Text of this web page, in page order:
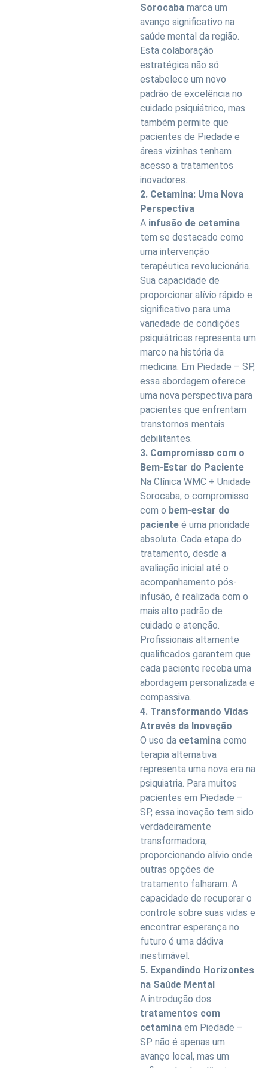
Sorocaba marca um
avanço significativo na
saúde mental da região.
Esta colaboração
estratégica não só
estabelece um novo
padrão de excelência no
cuidado psiquiátrico, mas
também permite que
pacientes de Piedade e
áreas vizinhas tenham
acesso a tratamentos
inovadores.
2. Cetamina: Uma Nova
Perspectiva
A infusão de cetamina
tem se destacado como
uma intervenção
terapêutica revolucionária.
Sua capacidade de
proporcionar alívio rápido e
significativo para uma
variedade de condições
psiquiátricas representa um
marco na história da
medicina. Em Piedade – SP,
essa abordagem oferece
uma nova perspectiva para
pacientes que enfrentam
transtornos mentais
debilitantes.
3. Compromisso com o
Bem-Estar do Paciente
Na Clínica WMC + Unidade
Sorocaba, o compromisso
com o bem-estar do
paciente é uma prioridade
absoluta. Cada etapa do
tratamento, desde a
avaliação inicial até o
acompanhamento pós-
infusão, é realizada com o
mais alto padrão de
cuidado e atenção.
Profissionais altamente
qualificados garantem que
cada paciente receba uma
abordagem personalizada e
compassiva.
4. Transformando Vidas
Através da Inovação
O uso da cetamina como
terapia alternativa
representa uma nova era na
psiquiatria. Para muitos
pacientes em Piedade –
SP, essa inovação tem sido
verdadeiramente
transformadora,
proporcionando alívio onde
outras opções de
tratamento falharam. A
capacidade de recuperar o
controle sobre suas vidas e
encontrar esperança no
futuro é uma dádiva
inestimável.
5. Expandindo Horizontes
na Saúde Mental
A introdução dos
tratamentos com
cetamina em Piedade –
SP não é apenas um
avanço local, mas um